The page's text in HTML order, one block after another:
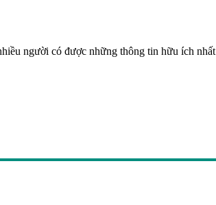
người có được những thông tin hữu ích nhất